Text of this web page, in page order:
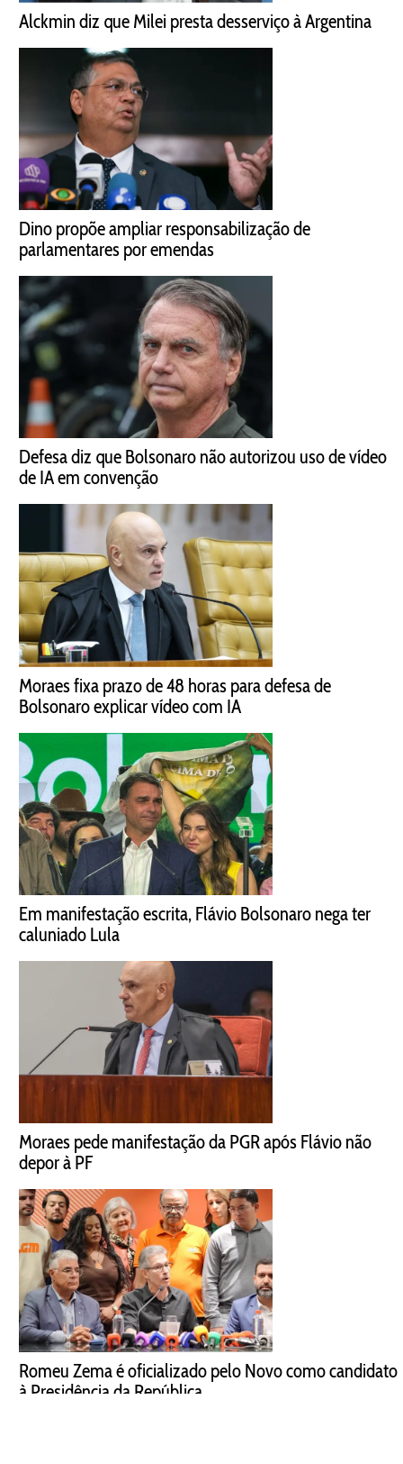
Alckmin diz que Milei presta desserviço à Argentina
Dino propõe ampliar responsabilização de
parlamentares por emendas
Defesa diz que Bolsonaro não autorizou uso de vídeo
de IA em convenção
Moraes fixa prazo de 48 horas para defesa de
Bolsonaro explicar vídeo com IA
Em manifestação escrita, Flávio Bolsonaro nega ter
caluniado Lula
Moraes pede manifestação da PGR após Flávio não
depor à PF
Romeu Zema é oficializado pelo Novo como candidato
à Presidência da República